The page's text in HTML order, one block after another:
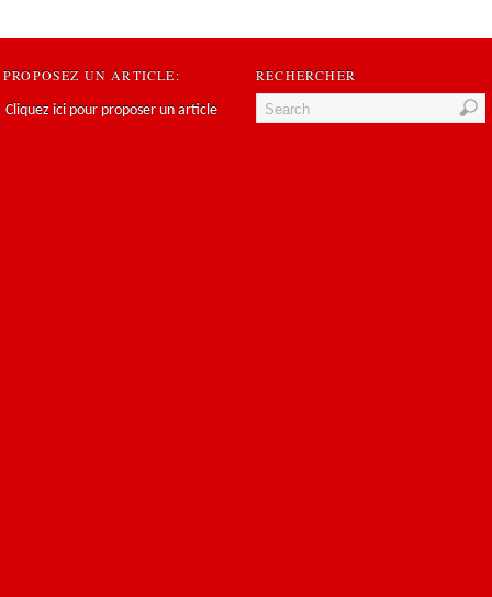
PROPOSEZ UN ARTICLE:
Cliquez ici pour proposer un article
RECHERCHER